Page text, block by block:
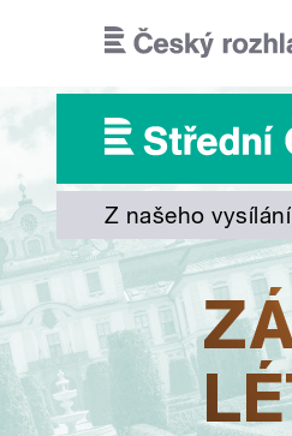
Z našeho vysílání